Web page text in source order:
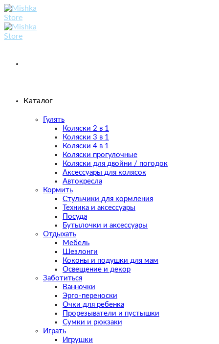
Skip
to
content
Каталог
Гулять
Коляски 2 в 1
Коляски 3 в 1
Коляски 4 в 1
Коляски прогулочные
Коляски для двойни / погодок
Аксессуары для колясок
Автокресла
Кормить
Стульчики для кормления
Техника и аксессуары
Посуда
Бутылочки и аксессуары
Отдыхать
Мебель
Шезлонги
Коконы и подушки для мам
Освещение и декор
Заботиться
Ванночки
Эрго-переноски
Очки для ребенка
Прорезыватели и пустышки
Сумки и рюкзаки
Играть
Игрушки